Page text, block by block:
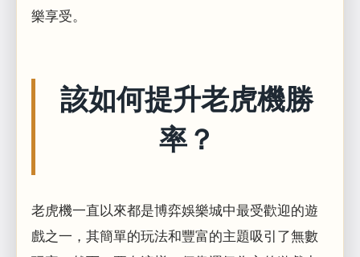
樂享受。
該如何提升老虎機勝
率？
老虎機一直以來都是博弈娛樂城中最受歡迎的遊
戲之一，其簡單的玩法和豐富的主題吸引了無數